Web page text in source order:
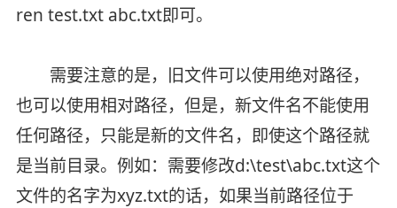
ren test.txt abc.txt即可。
需要注意的是，旧文件可以使用绝对路径，
也可以使用相对路径，但是，新文件名不能使用
任何路径，只能是新的文件名，即使这个路径就
是当前目录。例如：需要修改d:\test\abc.txt这个
文件的名字为xyz.txt的话，如果当前路径位于